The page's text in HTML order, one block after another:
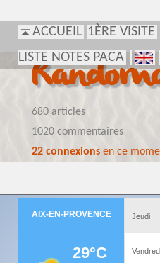
ACCUEIL 1ÈRE VISITE
LISTE NOTES PACA
680 articles
1020 commentaires
22 connexionsen ce